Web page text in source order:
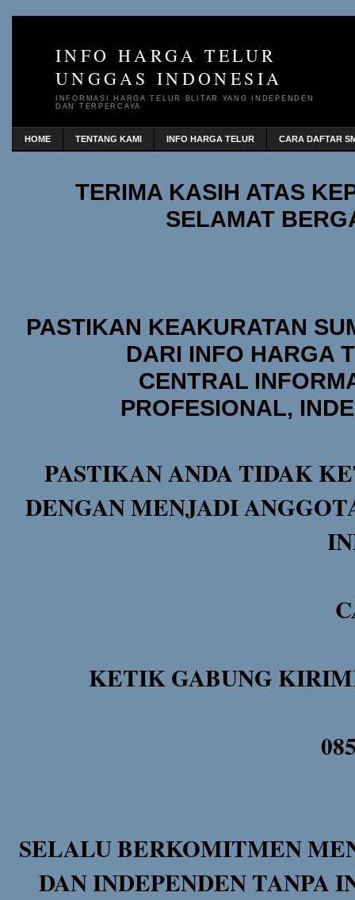
INFO HARGA TELUR
UNGGAS INDONESIA
INFORMASI HARGA TELUR BLITAR YANG INDEPENDEN
DAN TERPERCAYA
HOME TENTANG KAMI INFO HARGA TELUR CARA DAFTAR
TERIMA KASIH ATAS
SELAMAT
PASTIKAN KEAKURATAN
DARI INFO HARGA
CENTRAL
PROFESIONAL,
PASTIKAN ANDA TIDAK
DENGAN MENJADI
KETIK GABUNG
SELALU BERKOMITMEN
DAN INDEPENDEN TANPA